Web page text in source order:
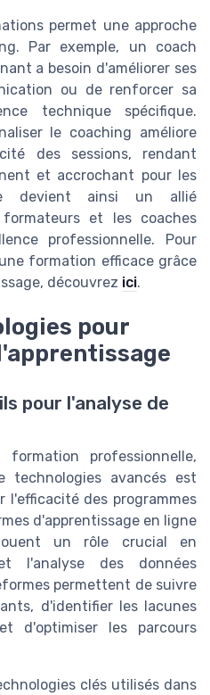
permet une approche
Par exemple, un coach
a besoin d'améliorer ses
ou de renforcer sa
technique spécifique.
le coaching améliore
des sessions, rendant
et accrochant pour les
devient ainsi un allié
et les coaches
professionnelle. Pour
formation efficace grâce
découvrez ici.
pour
pour l'analyse de
professionnelle,
technologies avancés est
l'efficacité des programmes
d'apprentissage en ligne
un rôle crucial en
l'analyse des données
permettent de suivre
d'identifier les lacunes
d'optimiser les parcours
clés utilisés dans